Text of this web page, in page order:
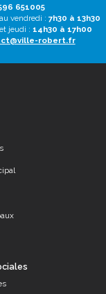
651005
vendredi : 7h30 à 13h30
jeudi : 14h30 à 17h00
robert.fr